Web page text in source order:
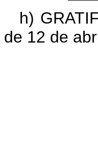
h)
de 12 de